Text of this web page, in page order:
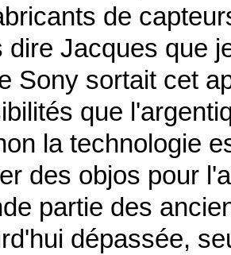
de
dire Jacques que
Sony sortait cet
que
la technologie
des objos pour
partie des
dépassée,